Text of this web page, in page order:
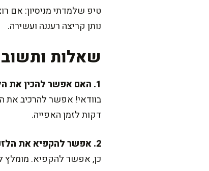
טיפ שלמדתי מניסיון: אם
נותן קריצה רעננה ועשירה.
שאלות
1. האם אפשר להכין את הלזניה מראש?
דקות לזמן האפייה.
2. אפשר להקפיא את הלזניה הזו?
כן, אפשר להקפיא. מומלץ להקפיא